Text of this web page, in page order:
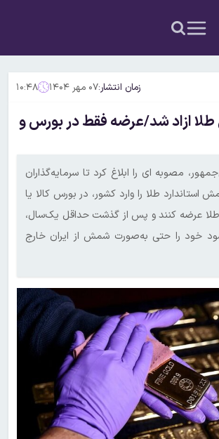
زمان انتشار:۰۷ مهر ۱۴۰۴ ۱۰:۴۸
ازاد شد/عرضه فقط در بورس و
مصوبه ای را ابلاغ کرد تا سرمایه‌گذاران
استاندارد طلا را وارد کشور، در بورس کالا یا
و طلا عرضه کنند و پس از گذشت حداقل یک‌سال،
خود را حتی به‌صورت شمش از ایران خارج